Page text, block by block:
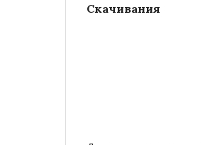
Скачивания